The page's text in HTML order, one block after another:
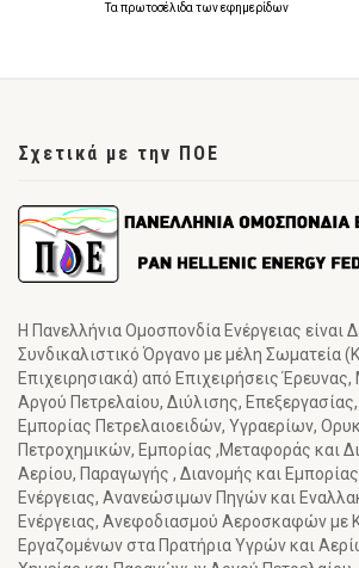
Τα πρωτοσέλιδα τωνεφημερίδων
Σχετικά με την ΠΟΕ
Η Πανελλήνια Ομοσπονδία Ενέργειας είναι
Συνδικαλιστικό Όργανο με μέλη Σωματεία
Επιχειρησιακά) από Επιχειρήσεις
Αργού Πετρελαίου, Διύλισης,
Εμπορίας Πετρελαιοειδών, Υγραερίων,
Πετροχημικών, Εμπορίας ,Μεταφοράς και
Αερίου, Παραγωγής , Διανομής και
Ενέργειας, Ανανεώσιμων Πηγών και
Ενέργειας, Ανεφοδιασμού Αεροσκαφών με
Εργαζομένων στα Πρατήρια Υγρών και